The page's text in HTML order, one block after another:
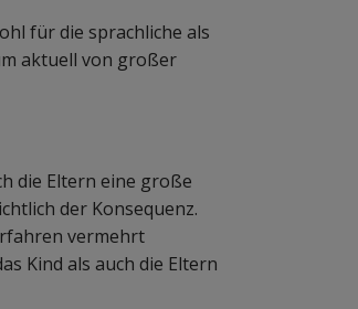
für die sprachliche als
aktuell von großer
die Eltern eine große
der Konsequenz.
vermehrt
Kind als auch die Eltern